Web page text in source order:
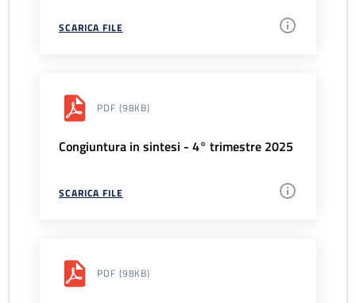
SCARICA FILE
PDF (98KB)
Congiuntura in sintesi - 4° trimestre 2025
SCARICA FILE
PDF (98KB)